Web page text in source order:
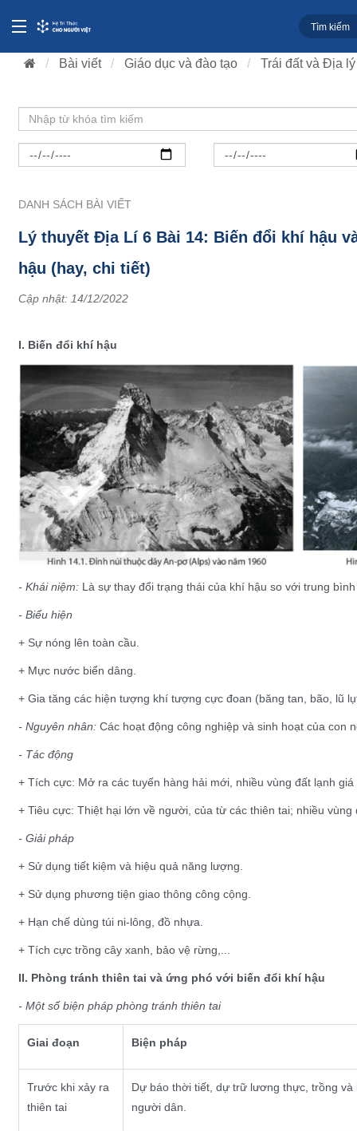
Bài viết Giáo dục và đào tạo Trái đất và Địa lý
DANH SÁCH BÀI VIẾT
Lý thuyết Địa Lí 6 Bài 14: Biến đổi khí hậu
hậu (hay, chi tiết)
Cập nhật: 14/12/2022
I. Biến đổi khí hậu
- Khái niệm: Là sự thay đổi trạng thái của khí hậu so với trung
- Biểu hiện
+ Sự nóng lên toàn cầu.
+ Mực nước biển dâng.
+ Gia tăng các hiện tượng khí tượng cực đoan (băng tan, bão, lũ
- Nguyên nhân: Các hoạt động công nghiệp và sinh hoạt của con
- Tác động
+ Tích cực: Mở ra các tuyến hàng hải mới, nhiều vùng đất lạnh
+ Tiêu cực: Thiệt hại lớn về người, của từ các thiên tai; nhiều
- Giải pháp
+ Sử dụng tiết kiệm và hiệu quả năng lượng.
+ Sử dụng phương tiện giao thông công cộng.
+ Hạn chế dùng túi ni-lông, đồ nhựa.
+ Tích cực trồng cây xanh, bảo vệ rừng,...
II. Phòng tránh thiên tai và ứng phó với biến đổi khí hậu
- Một số biện pháp phòng tránh thiên tai
Giai đoạn Biện pháp
Trước khi xảy ra
thiên tai
Dự báo thời tiết, dự trữ lương thực, trồng
người dân.